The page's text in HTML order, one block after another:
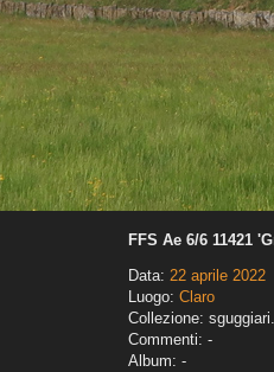
FFS Ae 6/6 11421
Data: 22 aprile 2022
Luogo: Claro
Collezione:
Commenti: -
Album: -